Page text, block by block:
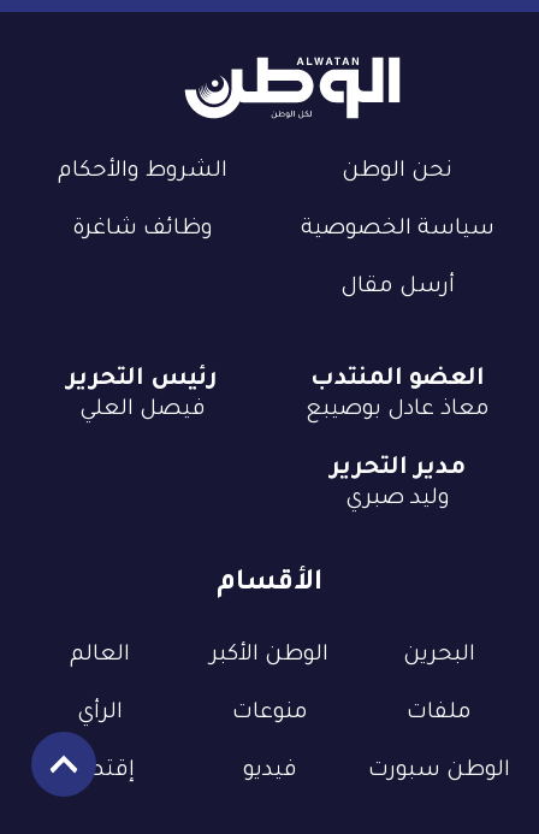
نحن الوطن الشروط والأحكام
سياسة الخصوصية وظائف شاغرة
أرسل مقال
الأقسام
البحرين الوطن الأكبر العالم
ملفات منوعات الرأي
الوطن سبورت فيديو إقتصاد
العضو المنتدب
معاذ عادل بوصيبع
رئيس التحرير
فيصل العلي
مدير التحرير
وليد صبري